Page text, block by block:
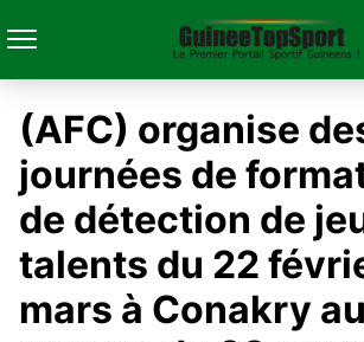
(AFC) organise
journées de
de détection de
talents du 22
mars à Conakry